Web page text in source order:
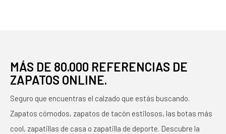
MÁS DE 80.000 REFERENCIAS DE
ZAPATOS ONLINE.
Seguro que encuentras el calzado que estás buscando.
Zapatos cómodos, zapatos de tacón estilosos, las botas más
cool, zapatillas de casa o zapatilla de deporte. Descubre la